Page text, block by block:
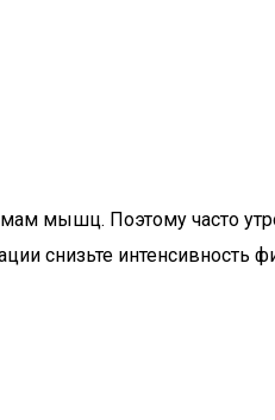
мышц. Поэтому часто
снизьте интенсивность